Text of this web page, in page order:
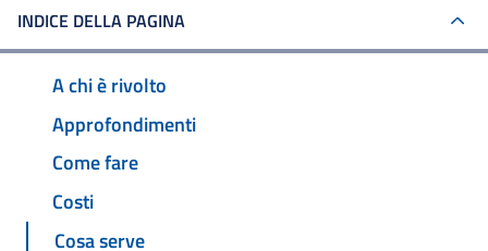
INDICE DELLA PAGINA
A chi è rivolto
Approfondimenti
Come fare
Costi
Cosa serve